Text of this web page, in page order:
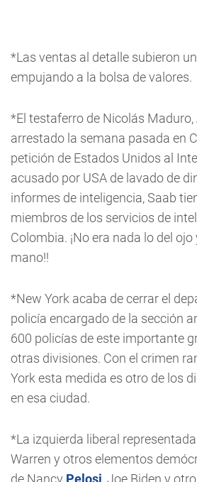
*Las ventas al detalle subieron
empujando a la bolsa de valores.
*El testaferro de Nicolás Maduro,
arrestado la semana pasada en
petición de Estados Unidos al
acusado por USA de lavado de
informes de inteligencia, Saab
miembros de los servicios de
Colombia. ¡No era nada lo del
mano!!
*New York acaba de cerrar el
policía encargado de la sección
600 policías de este importante
otras divisiones. Con el crimen
York esta medida es otro de los
en esa ciudad.
*La izquierda liberal
Warren y otros elementos
de Nancy Pelosi , Joe Biden y